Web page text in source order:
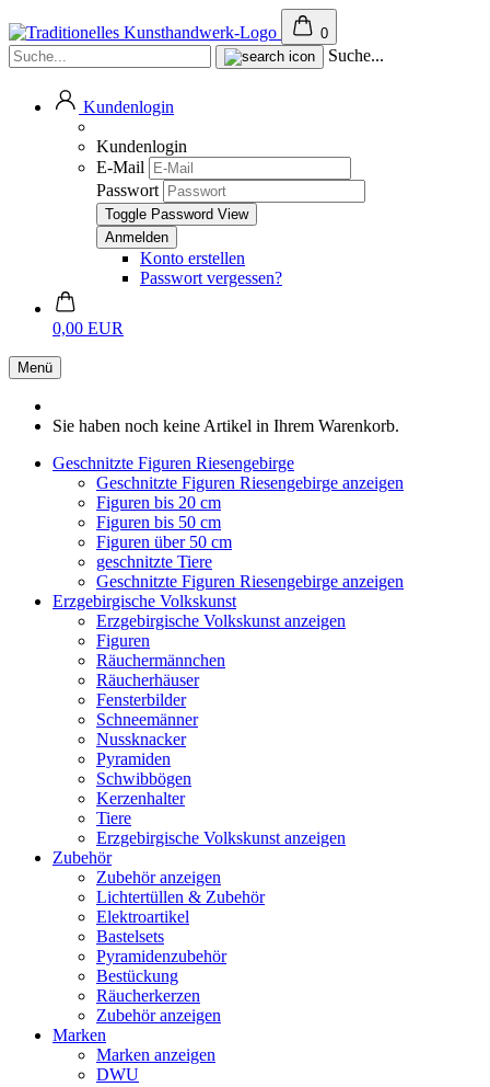
0
Suche...
Kundenlogin
Kundenlogin
E-Mail
Passwort
Toggle Password View
Konto erstellen
Passwort vergessen?
0,00 EUR
Menü
Sie haben noch keine Artikel in Ihrem Warenkorb.
Geschnitzte Figuren Riesengebirge
Geschnitzte Figuren Riesengebirge anzeigen
Figuren bis 20 cm
Figuren bis 50 cm
Figuren über 50 cm
geschnitzte Tiere
Geschnitzte Figuren Riesengebirge anzeigen
Erzgebirgische Volkskunst
Erzgebirgische Volkskunst anzeigen
Figuren
Räuchermännchen
Räucherhäuser
Fensterbilder
Schneemänner
Nussknacker
Pyramiden
Schwibbögen
Kerzenhalter
Tiere
Erzgebirgische Volkskunst anzeigen
Zubehör
Zubehör anzeigen
Lichtertüllen & Zubehör
Elektroartikel
Bastelsets
Pyramidenzubehör
Bestückung
Räucherkerzen
Zubehör anzeigen
Marken
Marken anzeigen
DWU